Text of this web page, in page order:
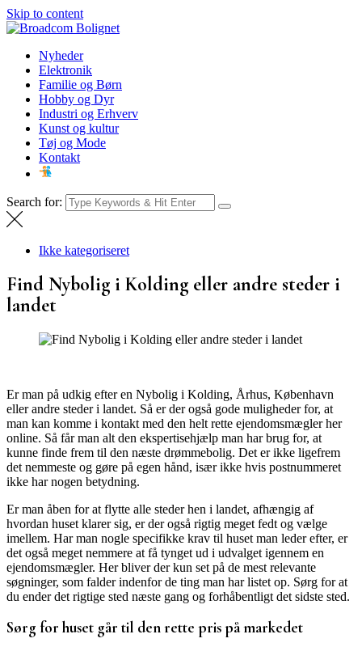
Skip to content
Broadcom Bolignet
NyhederNyheder
Elektronik
Familie og Børn
Hobby og Dyr
Industri og Erhverv
Kunst og kultur
Tøj og Mode
Kontakt
Search for:
Ikke kategoriseret
Find Nybolig i Kolding eller andre steder i
landet
Er man på udkig efter en Nybolig i Kolding, Århus, København
eller andre steder i landet. Så er der også gode muligheder for, at
man kan komme i kontakt med den helt rette ejendomsmægler her
online. Så får man alt den ekspertisehjælp man har brug for, at
kunne finde frem til den næste drømmebolig. Det er ikke ligefrem
det nemmeste og gøre på egen hånd, især ikke hvis postnummeret
ikke har nogen betydning.
Er man åben for at flytte alle steder hen i landet, afhængig af
hvordan huset klarer sig, er der også rigtig meget fedt og vælge
imellem. Har man nogle specifikke krav til huset man leder efter, er
det også meget nemmere at få tynget ud i udvalget igennem en
ejendomsmægler. Her bliver der kun set på de mest relevante
søgninger, som falder indenfor de ting man har listet op. Sørg for at
du ender det rigtige sted næste gang og forhåbentligt det sidste sted.
Sørg for huset går til den rette pris på markedet